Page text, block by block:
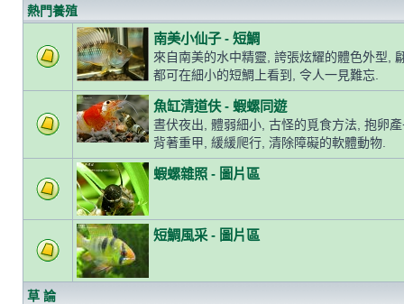
熱門養殖
南美小仙子 - 短鯛
來自南美的水中精靈, 誇張炫耀的體色外型,
都可在細小的短鯛上看到, 令人一見難忘.
魚缸清道伕 - 蝦螺同遊
晝伏夜出, 體弱細小, 古怪的覓食方法, 抱卵
背著重甲, 緩緩爬行, 清除障礙的軟體動物.
蝦螺雜照 - 圖片區
短鯛風采 - 圖片區
草 論